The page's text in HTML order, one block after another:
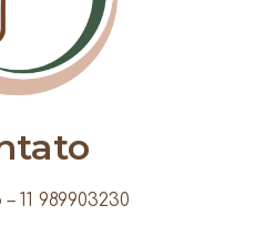
11 989903230